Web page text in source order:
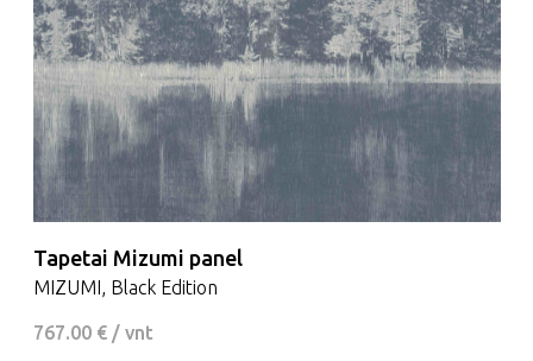
Tapetai Mizumi panel
MIZUMI, Black Edition
767.00 € / vnt